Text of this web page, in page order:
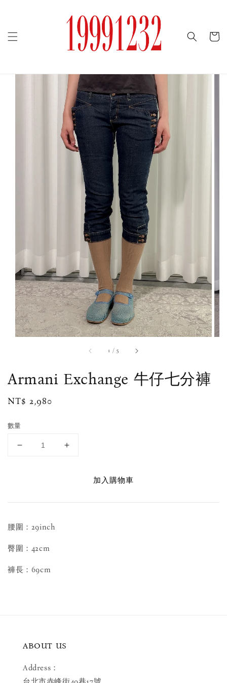
1 /5
Armani Exchange 牛仔七分褲
Regular
NT$ 2,980
數量
加入購物車
腰圍：29inch
臀圍：42cm
褲長：69cm
ABOUT US
Address：